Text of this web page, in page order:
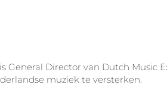
General Director van Dutch
muziek te versterken.